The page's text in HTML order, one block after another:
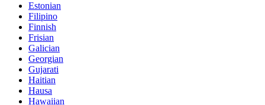
Estonian
Filipino
Finnish
Frisian
Galician
Georgian
Gujarati
Haitian
Hausa
Hawaiian